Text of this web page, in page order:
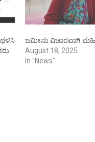
ಥಳಿಸಿ
ಜಮೀನು ವಿಚಾರವಾಗಿ
August 18, 2025
In "News"